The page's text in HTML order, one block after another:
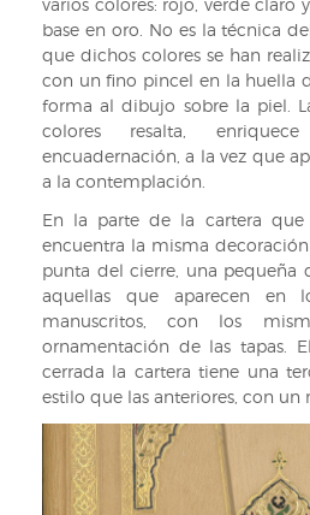
varios colores: rojo, verde claro
base en oro. No es la técnica
que dichos colores se han
con un fino pincel en la huella
forma al dibujo sobre la piel.
colores resalta,
encuadernación, a la vez que
a la contemplación.
En la parte de la cartera que
encuentra la misma
punta del cierre, una pequeña
aquellas que aparecen en
manuscritos, con los
ornamentación de las tapas.
cerrada la cartera tiene una
estilo que las anteriores, con